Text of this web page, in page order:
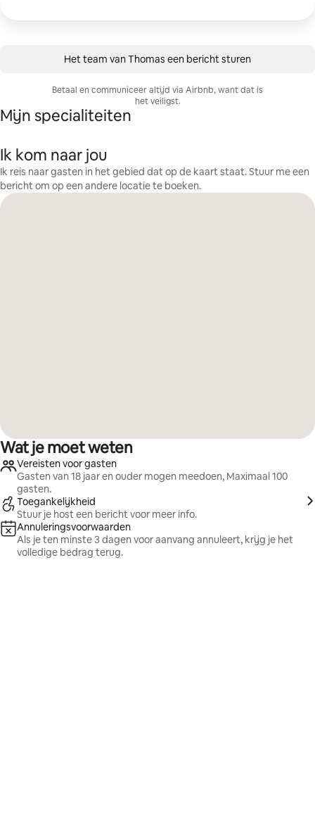
Het team van Thomas een bericht sturen
Betaal en communiceer altijd via Airbnb, want dat is
het veiligst.
Mijn specialiteiten
Ik kom naar jou
Ik reis naar gasten in het gebied dat op de kaart staat. Stuur me een
bericht om op een andere locatie te boeken.
Wat je moet weten
Vereisten voor gasten
Gasten van 18 jaar en ouder mogen meedoen, Maximaal 100
gasten.
Toegankelijkheid
Stuur je host een bericht voor meer info.
Annuleringsvoorwaarden
Als je ten minste 3 dagen voor aanvang annuleert, krijg je het
volledige bedrag terug.